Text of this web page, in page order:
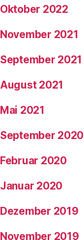
Oktober 2022
November 2021
September 2021
August 2021
Mai 2021
September 2020
Februar 2020
Januar 2020
Dezember 2019
November 2019